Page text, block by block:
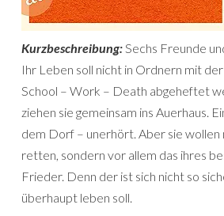
Kurzbeschreibung:Sechs Freunde
Ihr Leben soll nicht in Ordnern mit
School – Work – Death abgeheftet
ziehen sie gemeinsam ins Auerhaus.
dem Dorf – unerhört. Aber sie wollen
retten, sondern vor allem das ihres
Frieder. Denn der ist sich nicht so
überhaupt leben soll.